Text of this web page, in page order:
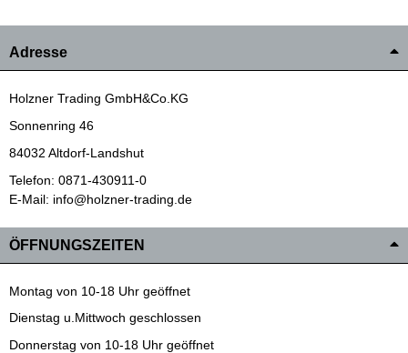
Adresse
Holzner Trading GmbH&Co.KG
Sonnenring 46
84032 Altdorf-Landshut
Telefon: 0871-430911-0
E-Mail: info@holzner-trading.de
ÖFFNUNGSZEITEN
Montag von 10-18 Uhr geöffnet
Dienstag u.Mittwoch geschlossen
Donnerstag von 10-18 Uhr geöffnet